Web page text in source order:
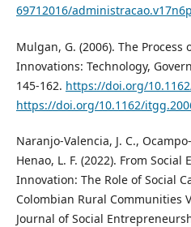
69712016/
Mulgan, G. (2006). The Process
Innovations: Technology,
145-162. https://doi.org/
https://doi.org/10.1162/
Naranjo-Valencia, J. C.,
Henao, L. F. (2022). From
Innovation: The Role of Social
Colombian Rural Communities
Journal of Social